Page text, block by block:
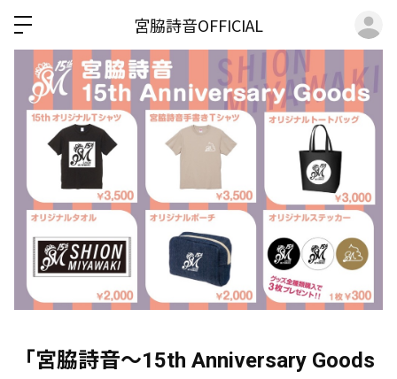
宮脇詩音OFFICIAL
「宮脇詩音～15th Anniversary Goods